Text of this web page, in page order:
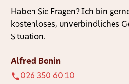
Haben Sie Fragen? Ich bin
kostenloses, unverbindliches
Situation.
Alfred Bonin
026 350 60 10